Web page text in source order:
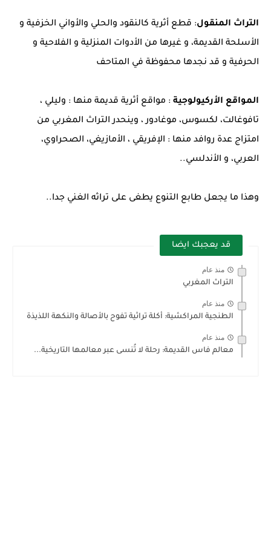
التراث المنقول: قطع أثرية كالنقود والحلي والأواني الخزفية و
الأسلحة القديمة، و غيرها من الأدوات المنزلية و الفلاحية و
الحرفية و قد نجدها محفوظة في المتاحف
المواقع الأركيولوجية : مواقع أثرية قديمة منها : وليلي ،
تافوغالت، لكسوس، موغادور ، وينحدر التراث المغربي من
امتزاج عدة روافد منها : الإفريقي ، الأمازيغي، الصحراوي،
العربي، و الأندلسي..
وهذا ما يجعل طابع التنوع يطغى على تراثه الغني جدا..
قد يعجبك ايضا
منذ عام
التراث المغربي
منذ عام
الطنجية المراكشية: أكلة تراثية تفوح بالأصالة والنكهة اللذيذة
منذ عام
معالم فاس القديمة: رحلة لا تُنسى عبر معالمها التاريخية...